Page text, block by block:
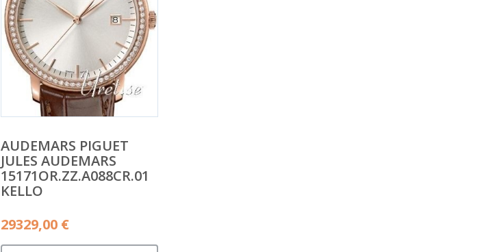
AUDEMARS PIGUET
JULES AUDEMARS
15171OR.ZZ.A088CR.01
KELLO
29329,00 €